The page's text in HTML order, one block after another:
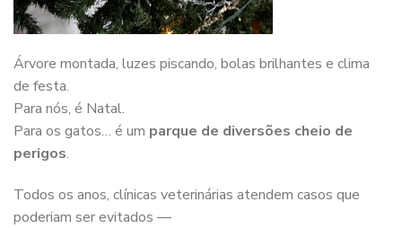
Árvore montada, luzes piscando, bolas brilhantes e clima
de festa.
Para nós, é Natal.
Para os gatos… é um parque de diversões cheio de
perigos.
Todos os anos, clínicas veterinárias atendem casos que
poderiam ser evitados —